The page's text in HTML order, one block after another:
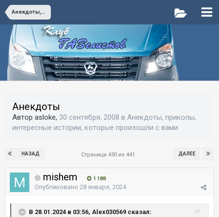
Анекдоты, приколы, интересные истории, которые произошли с вами
Анекдоты
Автор asloke, 30 сентября, 2008 в Анекдоты, приколы,
интересные истории, которые произошли с вами
НАЗАД ДАЛЕЕ
Страница 430 из 441
mishem 1 188
Опубликовано 28 января, 2024
В 28.01.2024 в 03:56, Alex030569 сказал: